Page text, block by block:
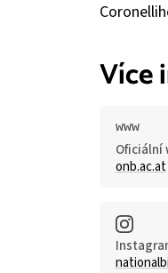
Více
Oficiální
onb.ac.at